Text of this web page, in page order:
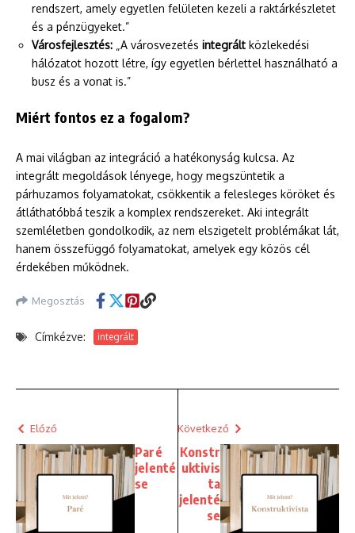
rendszert, amely egyetlen felületen kezeli a raktárkészletet
és a pénzügyeket.”
Városfejlesztés: „A városvezetés integrált közlekedési
hálózatot hozott létre, így egyetlen bérlettel használható a
busz és a vonat is.”
Miért fontos ez a fogalom?
A mai világban az integráció a hatékonyság kulcsa. Az
integrált megoldások lényege, hogy megszüntetik a
párhuzamos folyamatokat, csökkentik a felesleges köröket és
átláthatóbbá teszik a komplex rendszereket. Aki integrált
szemléletben gondolkodik, az nem elszigetelt problémákat lát,
hanem összefüggő folyamatokat, amelyek egy közös cél
érdekében működnek.
Megosztás
Címkézve: integrált
Előző
Paré
jelenté
se
Következő
Konstr
uktivis
ta
jelenté
se